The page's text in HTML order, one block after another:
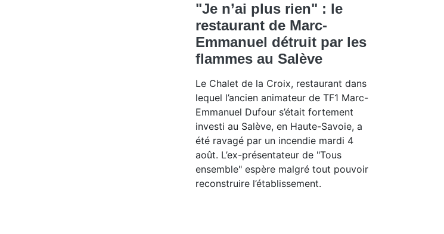
"Je n’ai plus rien" : le
restaurant de Marc-
Emmanuel détruit par les
flammes au Salève
Le Chalet de la Croix, restaurant dans
lequel l’ancien animateur de TF1 Marc-
Emmanuel Dufour s’était fortement
investi au Salève, en Haute-Savoie, a
été ravagé par un incendie mardi 4
août. L’ex-présentateur de "Tous
ensemble" espère malgré tout pouvoir
reconstruire l’établissement.